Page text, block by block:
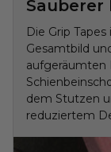
Sauberer
Die Grip
Gesamtbild
aufgeräumten
dem Stutzen
reduziertem